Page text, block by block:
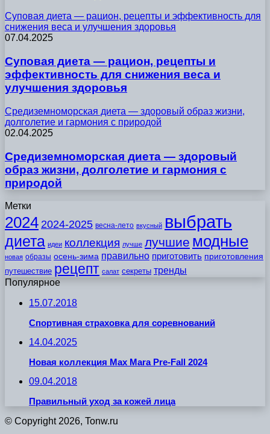
Суповая диета — рацион, рецепты и эффективность для
снижения веса и улучшения здоровья
07.04.2025
Суповая диета — рацион, рецепты и
эффективность для снижения веса и
улучшения здоровья
Средиземноморская диета — здоровый образ жизни,
долголетие и гармония с природой
02.04.2025
Средиземноморская диета — здоровый
образ жизни, долголетие и гармония с
природой
Метки
2024 2024-2025 весна-лето вкусный выбрать
диета идеи коллекция лучше лучшие модные
новая образы осень-зима правильно приготовить приготовления
путешествие рецепт салат секреты тренды
Популярное
15.07.2018
Спортивная страховка для соревнований
14.04.2025
Новая коллекция Max Mara Pre-Fall 2024
09.04.2018
Правильный уход за кожей лица
© Copyright 2026, Tonw.ru